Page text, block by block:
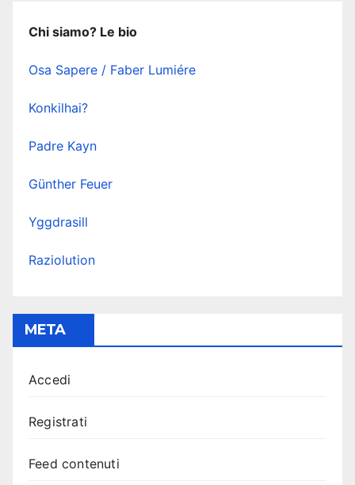
Chi siamo? Le bio
Osa Sapere / Faber Lumiére
Konkilhai?
Padre Kayn
Günther Feuer
Yggdrasill
Raziolution
META
Accedi
Registrati
Feed contenuti